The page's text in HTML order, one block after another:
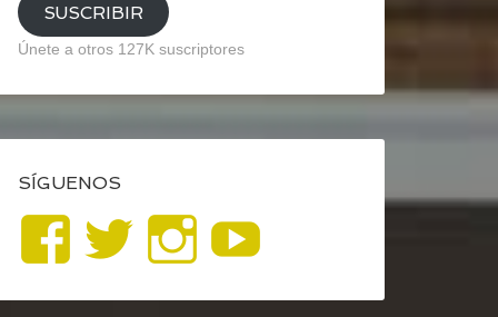
SUSCRIBIR
Únete a otros 127K suscriptores
SÍGUENOS
Ver
perfil
Ver
perfil
Ver
perfil